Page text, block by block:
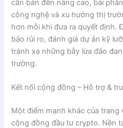
căn bản đến nâng cao, bài
công nghệ và xu hướng thị
hơn mỗi khi đưa ra quyết định.
báo rủi ro, đánh giá dự án kỹ
tránh xa những bẫy lừa đảo
trường.
Kết nối cộng đồng – Hỗ trợ &
Một điểm mạnh khác của trang
cộng đồng đầu tư crypto. Nền